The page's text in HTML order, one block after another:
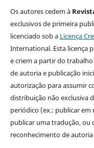
Os autores cedem à
exclusivos de primeira
licenciado sob a Licença
International. Esta licença
e criem a partir do
de autoria e publicação
autorização para assumir
distribuição não exclusiva
periódico (ex.: publicar
publicar uma tradução, ou
reconhecimento de